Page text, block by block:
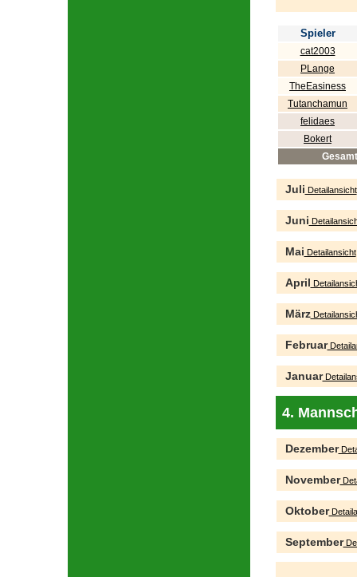
Spieler
cat2003
PLange
TheEasiness
Tutanchamun
felidaes
Bokert
Gesamt
Juli Detailansicht
Juni
Mai Detailansicht
April
März
Februar
Januar
4.
Dezember
November
Oktober
September